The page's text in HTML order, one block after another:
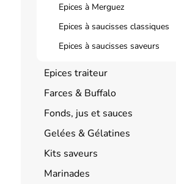
Epices à Merguez
Epices à saucisses classiques
Epices à saucisses saveurs
Epices traiteur
Farces & Buffalo
Fonds, jus et sauces
Gelées & Gélatines
Kits saveurs
Marinades